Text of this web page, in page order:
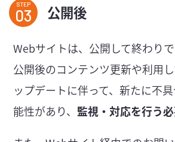
STEP 公開後
Webサイトは、公開して終わりで
公開後のコンテンツ更新や利用
ップデートに伴って、新たに不
能性があり、 監視・対応を行う